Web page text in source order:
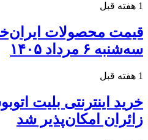
1 هفته قبل
قیمت محصولات
سه‌شنبه ۶ مرداد ۱۴۰۵
1 هفته قبل
خرید اینترنتی بلیت
زائران امکان‌پذیر شد